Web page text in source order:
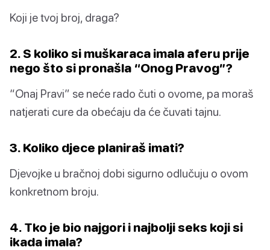
Koji je tvoj broj, draga?
2. S koliko si muškaraca imala aferu prije
nego što si pronašla “Onog Pravog”?
“Onaj Pravi” se neće rado čuti o ovome, pa moraš
natjerati cure da obećaju da će čuvati tajnu.
3. Koliko djece planiraš imati?
Djevojke u bračnoj dobi sigurno odlučuju o ovom
konkretnom broju.
4. Tko je bio najgori i najbolji seks koji si
ikada imala?